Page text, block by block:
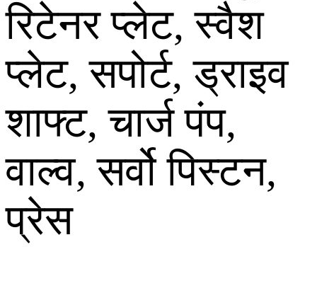
रिटेनर प्लेट, स्वैश
प्लेट, सपोर्ट, ड्राइव
शाफ्ट, चार्ज पंप,
वाल्व, सर्वो पिस्टन,
प्रेस